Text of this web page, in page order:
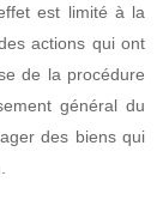
est limité à la
actions qui ont
de la procédure
général du
des biens qui